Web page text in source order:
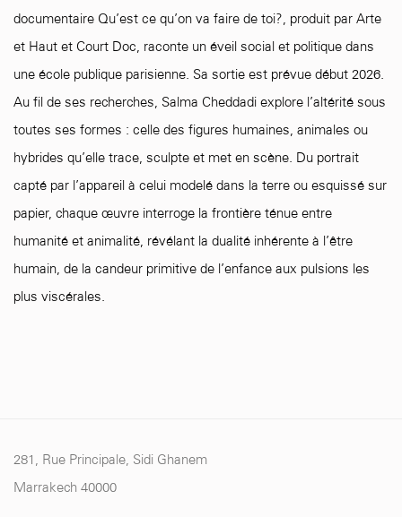
documentaire Qu’est ce qu’on va faire de toi?, produit par Arte
et Haut et Court Doc, raconte un éveil social et politique dans
une école publique parisienne. Sa sortie est prévue début 2026.
Au fil de ses recherches, Salma Cheddadi explore l’altérité sous
toutes ses formes : celle des figures humaines, animales ou
hybrides qu’elle trace, sculpte et met en scène. Du portrait
capté par l’appareil à celui modelé dans la terre ou esquissé sur
papier, chaque œuvre interroge la frontière ténue entre
humanité et animalité, révélant la dualité inhérente à l’être
humain, de la candeur primitive de l’enfance aux pulsions les
plus viscérales.
281, Rue Principale, Sidi Ghanem
Marrakech 40000